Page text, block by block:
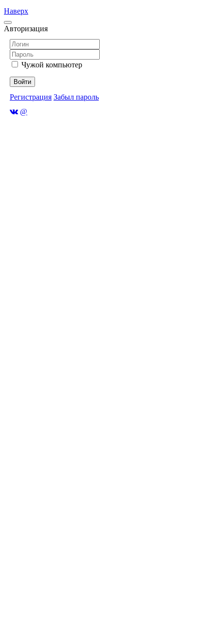
Наверх
Авторизация
Чужой компьютер
Войти
Регистрация Забыл пароль
@